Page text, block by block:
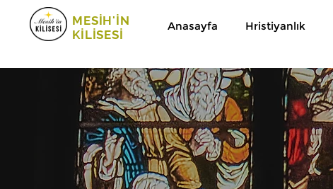
MESİH'İN
KİLİSESİ
Anasayfa Hristiyanlık